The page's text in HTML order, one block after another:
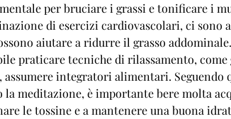
per bruciare i grassi e tonificare i
di esercizi cardiovascolari, ci
aiutare a ridurre il grasso
praticare tecniche di rilassamento,
assumere integratori alimentari. Seguendo
la meditazione, è importante bere molta
le tossine e a mantenere una buona